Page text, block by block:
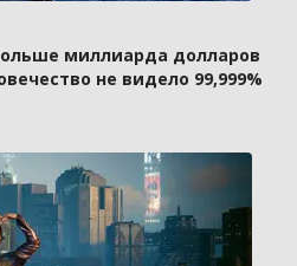
миллиарда долларов
не видело 99,999%